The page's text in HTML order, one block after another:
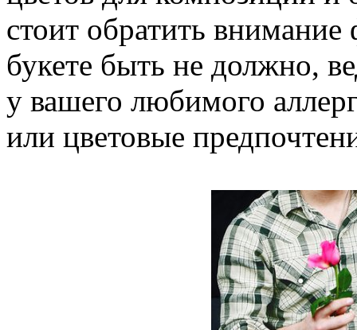
стоит обратить внимание
букете быть не должно,
у вашего любимого
или цветовые